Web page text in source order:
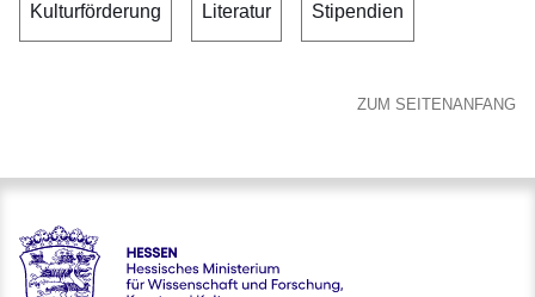
Kulturförderung Literatur Stipendien
ZUM SEITENANFANG